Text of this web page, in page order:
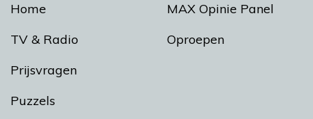
Home
TV & Radio
Prijsvragen
Puzzels
MAX Opinie Panel
Oproepen